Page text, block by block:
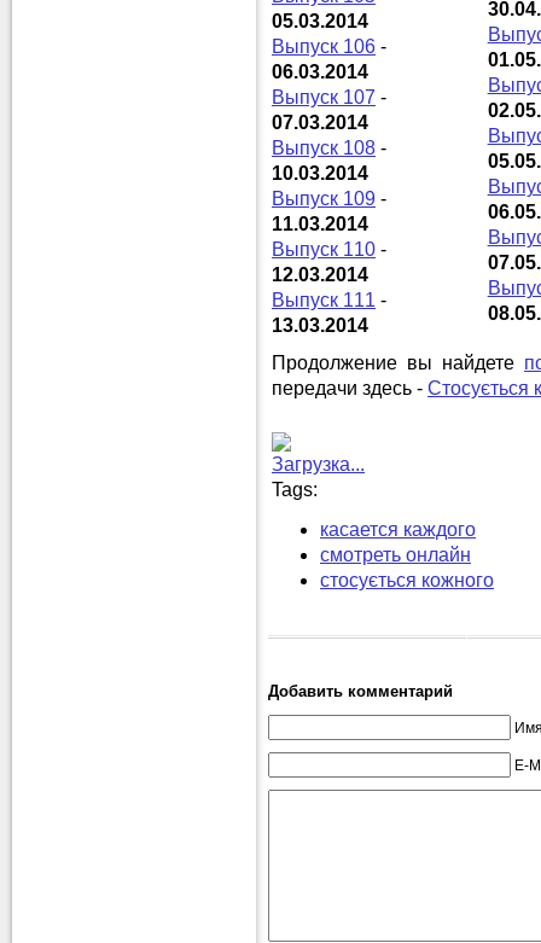
05.03.2014
Выпуск 106 -
06.03.2014
Выпуск 107 -
07.03.2014
Выпуск 108 -
10.03.2014
Выпуск 109 -
11.03.2014
Выпуск 110 -
12.03.2014
Выпуск 111 -
13.03.2014
Продолжение вы найдете
передачи здесь - Стосується
Загрузка...
Tags:
касается каждого
смотреть онлайн
стосується кожного
Добавить комментарий
E-